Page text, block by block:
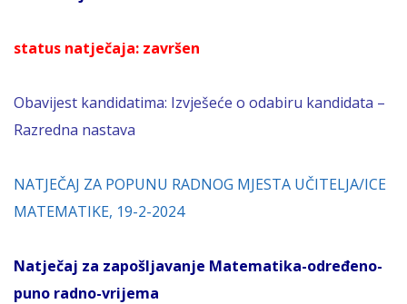
status natječaja: završen
Obavijest kandidatima: Izvješeće o odabiru kandidata –
Razredna nastava
NATJEČAJ ZA POPUNU RADNOG MJESTA UČITELJA/ICE
MATEMATIKE, 19-2-2024
Natječaj za zapošljavanje Matematika-određeno-
puno radno-vrijema